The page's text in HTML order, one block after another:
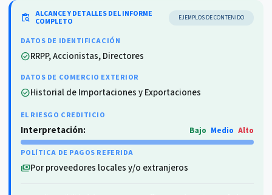
content_paste_search ALCANCE Y DETALLES DEL INFORME
COMPLETO EJEMPLOS DE CONTENIDO
DATOS DE IDENTIFICACIÓN
check_circleRRPP, Accionistas, Directores
DATOS DE COMERCIO EXTERIOR
check_circleHistorial de Importaciones y Exportaciones
EL RIESGO CREDITICIO
Interpretación: Bajo Medio Alto
POLÍTICA DE PAGOS REFERIDA
paymentsPor proveedores locales y/o extranjeros